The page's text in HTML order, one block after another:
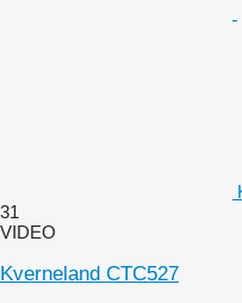
31
VIDEO
Kverneland CTC527